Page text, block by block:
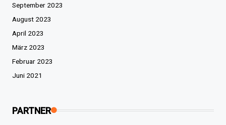
September 2023
August 2023
April 2023
März 2023
Februar 2023
Juni 2021
PARTNER